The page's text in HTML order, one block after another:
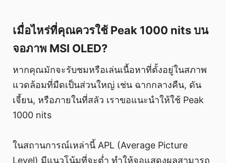
เมื่อไหร่ที่คุณควรใช้ Peak 1000 nits บน
จอภาพ MSI OLED?
หากคุณมักจะรับชมหรือเล่นเนื้อหาที่ตั้งอยู่ในสภาพ
แวดล้อมที่มืดเป็นส่วนใหญ่ เช่น ฉากกลางคืน, ดัน
เจี้ยน, หรือภายในที่สลัว เราขอแนะนำให้ใช้ Peak
1000 nits
ในสถานการณ์เหล่านี้ APL (Average Picture
Level) มีแนวโน้มที่จะต่ำ ทำให้จอแสดงผลสามารถ